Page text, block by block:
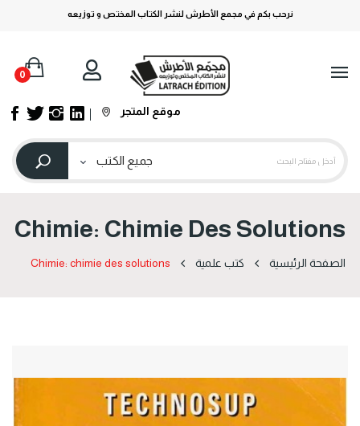
نرحب بكم في مجمع الأطرش لنشر الكتاب المختص و توزيعه
0
موقع المتجر
Chimie: Chimie Des Solutions
الصفحة الرئيسية كتب علمية Chimie: chimie des solutions